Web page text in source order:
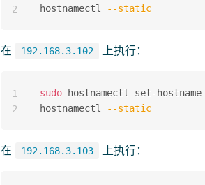
hostnamectl
--static
2
在 192.168.3.102 上执行：
sudo hostnamectl set-hostname
hostnamectl
--static
1
2
在 192.168.3.103 上执行：